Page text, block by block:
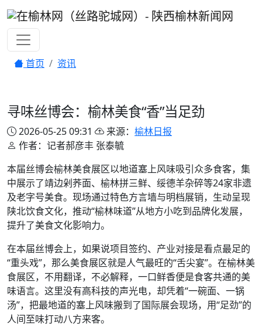
首页 资讯
寻味丝博会：榆林美食“香”当足劲
2026-05-25 09:31 来源： 榆林日报
作者：记者郝彦丰 张泰毓
本届丝博会榆林美食展区以地道塞上风味吸引众多食客，集
中展示了靖边剁荞面、榆林拼三鲜、绥德羊杂碎等24家非遗
及老字号美食。现场通过特色方言墙与明档展销，生动呈现
陕北饮食文化，推动“榆林味道”从地方小吃到品牌化发展，
提升了美食文化影响力。
在本届丝博会上，如果说项目签约、产业对接是看点最足的
“重头戏”，那么美食展区就是人气最旺的“舌尖宴”。在榆林美
食展区，不用翻译，不必解释，一口鲜香便是食客共通的美
味语言。这里没有高科技的声光电，却凭着“一碗面、一锅
汤”，把最地道的塞上风味搬到了国际展会现场，用“足劲”的
人间至味打动八方来客。